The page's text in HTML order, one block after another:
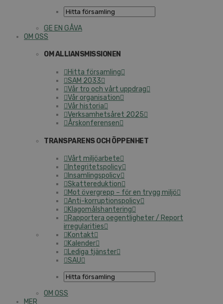
GE EN GÅVA
OM OSS
OM ALLIANSMISSIONEN
Hitta församling
SAM 2033
Vår tro och vårt uppdrag
Vår organisation
Vår historia
Verksamhetsåret 2025
Årskonferensen
TRANSPARENS OCH ÖPPENHET
Vårt miljöarbete
Integritetspolicy
Insamlingspolicy
Skattereduktion
Mot övergrepp – för en trygg miljö
Anti-korruptionspolicy
Klagomålshantering
Rapportera oegentligheter / Report
irregularities
Kontakt
Kalender
Lediga tjänster
SAU
OM OSS
MER